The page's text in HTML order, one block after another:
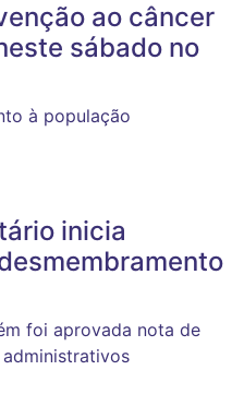
ao câncer
sábado no
à população
inicia
foi aprovada nota de